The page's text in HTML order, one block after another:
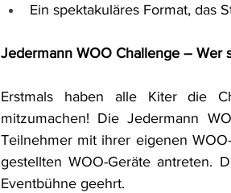
Ein spektakuläres Format, das
Jedermann WOO Challenge – Wer
Erstmals haben alle Kiter die
mitzumachen! Die Jedermann
Teilnehmer mit ihrer eigenen
gestellten WOO-Geräte antreten.
Eventbühne geehrt.